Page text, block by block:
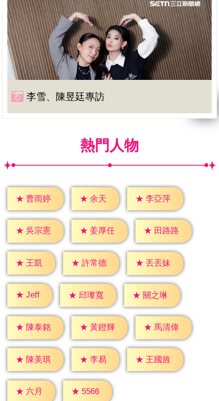
李雪、陳昱廷專訪
熱門人物
★ 曹雨婷 ★ 余天 ★ 李亞萍
★ 吳宗憲 ★ 姜厚任 ★ 田路路
★ 王凱 ★ 許常德 ★ 丟丟妹
★ Jeff ★ 邱瓈寬 ★ 關之琳
★ 陳泰銘 ★ 黃鐙輝 ★ 馬清偉
★ 陳美琪 ★ 李易 ★ 王國旌
★ 六月 ★ 5566